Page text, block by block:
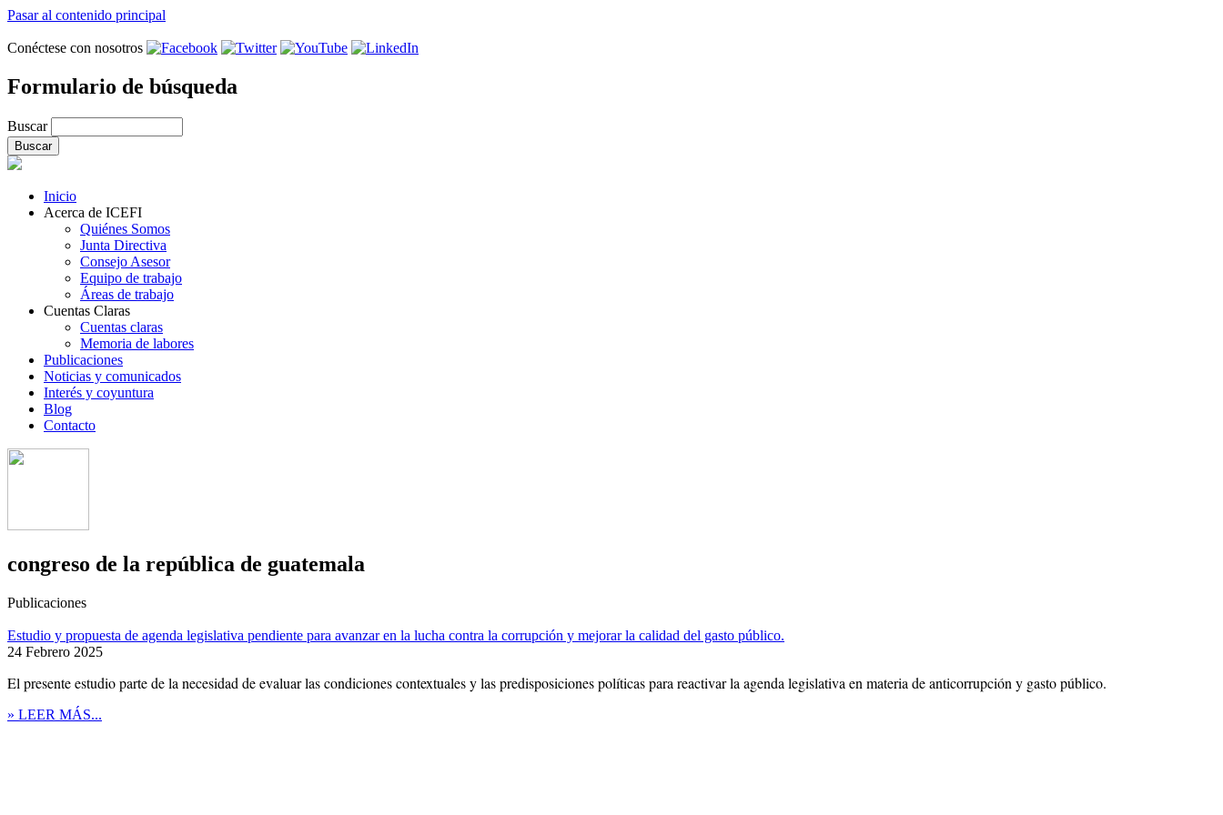
Pasar al contenido principal
Conéctese con nosotros
Formulario de búsqueda
Buscar
Inicio
Acerca de ICEFI
Quiénes Somos
Junta Directiva
Consejo Asesor
Equipo de trabajo
Áreas de trabajo
Cuentas Claras
Cuentas claras
Memoria de labores
Publicaciones
Noticias y comunicados
Interés y coyuntura
Blog
Contacto
congreso de la república de guatemala
Publicaciones
Estudio y propuesta de agenda legislativa pendiente para avanzar en la lucha contra la corrupción y mejorar la calidad del gasto público.
24 Febrero 2025
El presente estudio parte de la necesidad de evaluar las condiciones contextuales y las predisposiciones políticas para reactivar la agenda legislativa en materia de anticorrupción y gasto público.
» LEER MÁS...